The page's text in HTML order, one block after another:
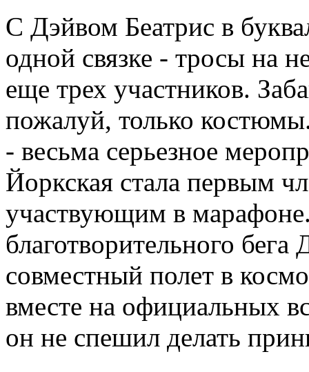
С Дэйвом Беатрис в
одной связке - тросы на
еще трех участников.
пожалуй, только
- весьма серьезное
Йоркская стала первым
участвующим в
благотворительного
совместный полет в
вместе на официальных
он не спешил делать